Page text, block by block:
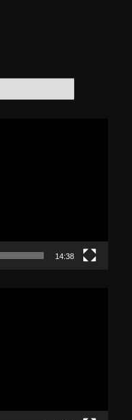
14:38